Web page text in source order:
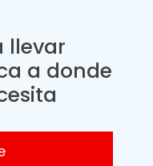
llevar
a donde